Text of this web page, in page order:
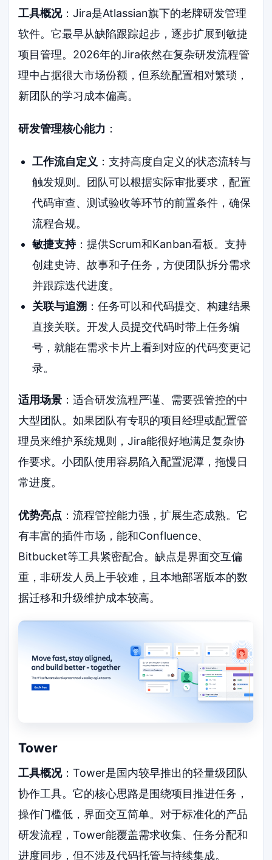
工具概况：Jira是Atlassian旗下的老牌研发管理
软件。它最早从缺陷跟踪起步，逐步扩展到敏捷
项目管理。2026年的Jira依然在复杂研发流程管
理中占据很大市场份额，但系统配置相对繁琐，
新团队的学习成本偏高。
研发管理核心能力 ：
工作流自定义 ：支持高度自定义的状态流转与
触发规则。团队可以根据实际审批要求，配置
代码审查、测试验收等环节的前置条件，确保
流程合规。
敏捷支持：提供Scrum和Kanban看板。支持
创建史诗、故事和子任务，方便团队拆分需求
并跟踪迭代进度。
关联与追溯 ：任务可以和代码提交、构建结果
直接关联。开发人员提交代码时带上任务编
号，就能在需求卡片上看到对应的代码变更记
录。
适用场景 ：适合研发流程严谨、需要强管控的中
大型团队。如果团队有专职的项目经理或配置管
理员来维护系统规则，Jira能很好地满足复杂协
作要求。小团队使用容易陷入配置泥潭，拖慢日
常进度。
优势亮点 ：流程管控能力强，扩展生态成熟。它
有丰富的插件市场，能和Confluence、
Bitbucket等工具紧密配合。缺点是界面交互偏
重，非研发人员上手较难，且本地部署版本的数
据迁移和升级维护成本较高。
Tower
工具概况：Tower是国内较早推出的轻量级团队
协作工具。它的核心思路是围绕项目推进任务，
操作门槛低，界面交互简单。对于标准化的产品
研发流程，Tower能覆盖需求收集、任务分配和
进度同步，但不涉及代码托管与持续集成。